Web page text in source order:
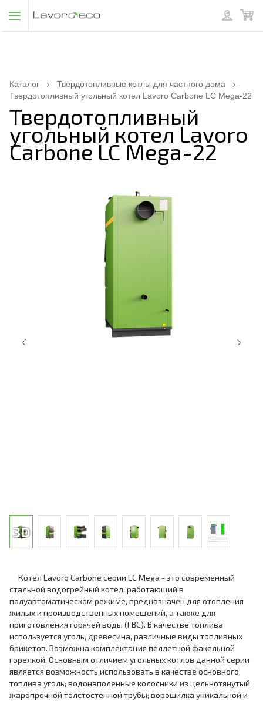
Каталог
Твердотопливные котлы для частного дома
Твердотопливный угольный котел Lavoro Carbone LC Mega-22
Твердотопливный
угольный котел Lavoro
Carbone LC Mega-22
Котел Lavoro Carbone серии LC Mega - это современный
стальной водогрейный котел, работающий в
полуавтоматическом режиме, предназначен для отопления
жилых и производственных помещений, а также для
приготовления горячей воды (ГВС). В качестве топлива
используется уголь, древесина, различные виды топливных
брикетов. Возможна комплектация пеллетной факельной
горелкой. Основным отличием угольных котлов данной серии
является возможность использовать в качестве основного
топлива уголь; водонаполенные колосники из цельнотянутый
жаропрочной толстостенной трубы; ворошилка уникальной и